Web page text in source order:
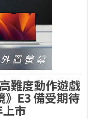
難度動作遊戲
E3 備受期待
市